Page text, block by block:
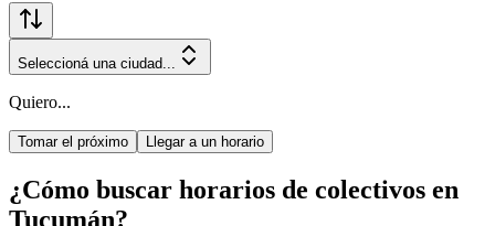
Seleccioná una ciudad...
Quiero...
Tomar el próximo Llegar a un horario
¿Cómo buscar horarios de colectivos en
Tucumán?